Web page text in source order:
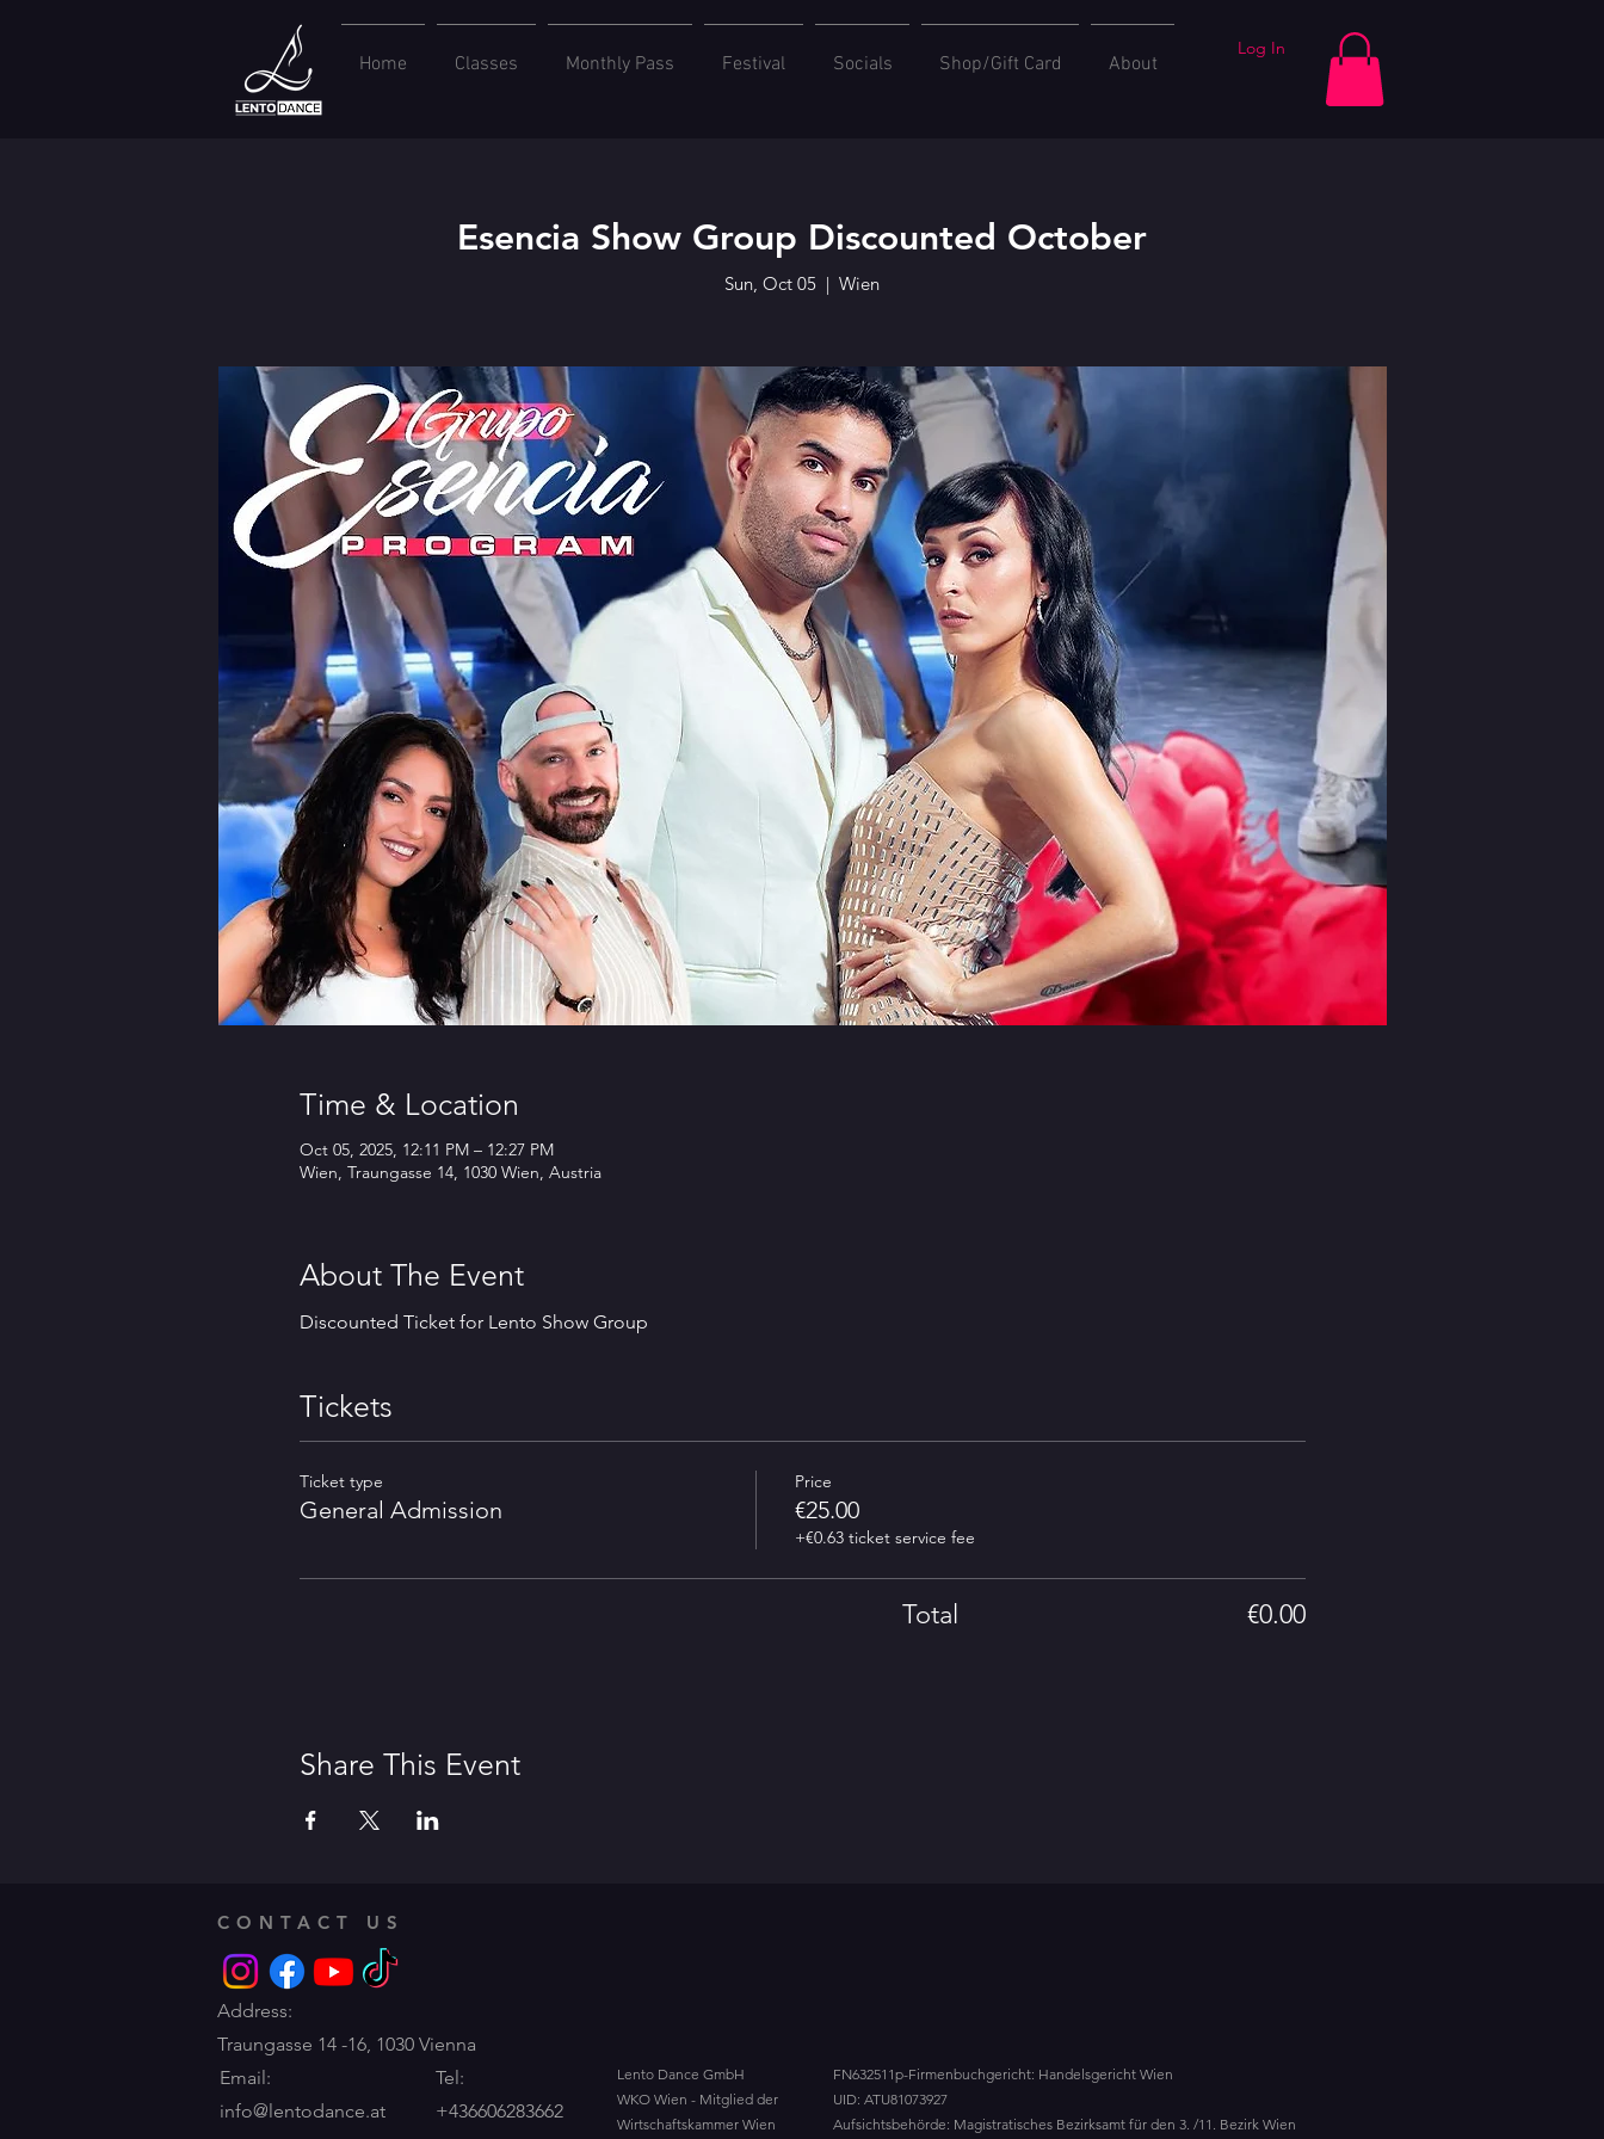
Home Classes Monthly Pass Festival Socials Shop/Gift Card About
Log In
Esencia Show Group Discounted October
Sun, Oct 05
  |
Wien
Time & Location
Oct 05, 2025, 12:11 PM – 12:27 PM
Wien, Traungasse 14, 1030 Wien, Austria
About The Event
Discounted Ticket for Lento Show Group
Tickets
Ticket type
General Admission
Price
€25.00
+€0.63 ticket service fee
Total €0.00
Share This Event
CONTACT US
Address:
Traungasse 14 -16, 1030 Vienna
Email:
info@lentodance.at
Tel:
+436606283662
Lento Dance GmbH
WKO Wien - Mitglied der
Wirtschaftskammer Wien
FN632511p-Firmenbuchgericht: Handelsgericht Wien
UID: ATU81073927
Aufsichtsbehörde: Magistratisches Bezirksamt für den 3. /11. Bezirk Wien